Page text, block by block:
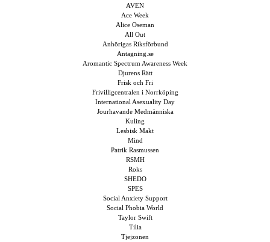
AVEN
Ace Week
Alice Oseman
All Out
Anhörigas Riksförbund
Antagning.se
Aromantic Spectrum Awareness Week
Djurens Rätt
Frisk och Fri
Frivilligcentralen i Norrköping
International Asexuality Day
Jourhavande Medmänniska
Kuling
Lesbisk Makt
Mind
Patrik Rasmussen
RSMH
Roks
SHEDO
SPES
Social Anxiety Support
Social Phobia World
Taylor Swift
Tilia
Tjejzonen